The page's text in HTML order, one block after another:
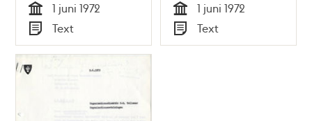
Tid
1 juni 1972
Typ
Text Tid
1 juni 1972
Typ
Text